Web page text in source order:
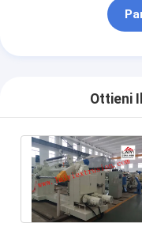
Macchina di
macchina di
Macchina della
Ottieni